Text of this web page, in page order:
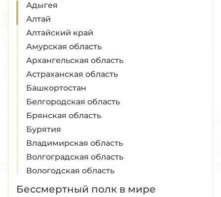
Адыгея
Алтай
Алтайский край
Амурская область
Архангельская область
Астраханская область
Башкортостан
Белгородская область
Брянская область
Бурятия
Владимирская область
Волгоградская область
Вологодская область
Воронежская область
Бессмертный полк в мире